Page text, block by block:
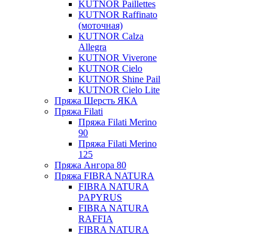
KUTNOR Paillettes
KUTNOR Raffinato
(моточная)
KUTNOR Calza
Allegra
KUTNOR Viverone
KUTNOR Cielo
KUTNOR Shine Pail
KUTNOR Cielo Lite
Пряжа Шерсть ЯКА
Пряжа Filati
Пряжа Filati Merino
90
Пряжа Filati Merino
125
Пряжа Ангора 80
Пряжа FIBRA NATURA
FIBRA NATURA
PAPYRUS
FIBRA NATURA
RAFFIA
FIBRA NATURA